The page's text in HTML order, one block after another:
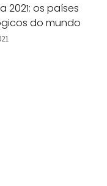
2021: os países
do mundo